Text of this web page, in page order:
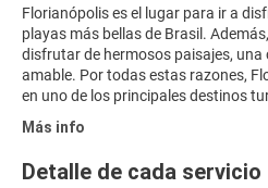
Florianópolis es el lugar para ir a
playas más bellas de Brasil.
disfrutar de hermosos paisajes,
amable. Por todas estas razones,
Más info
Detalle de cada servicio